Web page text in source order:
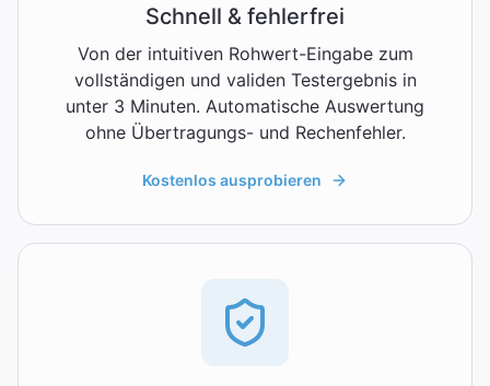
Schnell & fehlerfrei
Von der intuitiven Rohwert-Eingabe zum
vollständigen und validen Testergebnis in
unter 3 Minuten. Automatische Auswertung
ohne Übertragungs- und Rechenfehler.
Kostenlos ausprobieren